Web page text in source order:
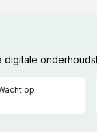
op